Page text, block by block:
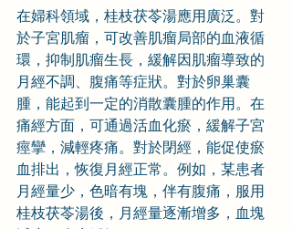
在婦科領域，桂枝茯苓湯應用廣泛。對
於子宮肌瘤，可改善肌瘤局部的血液循
環，抑制肌瘤生長，緩解因肌瘤導致的
月經不調、腹痛等症狀。對於卵巢囊
腫，能起到一定的消散囊腫的作用。在
痛經方面，可通過活血化瘀，緩解子宮
痙攣，減輕疼痛。對於閉經，能促使瘀
血排出，恢復月經正常。例如，某患者
月經量少，色暗有塊，伴有腹痛，服用
桂枝茯苓湯後，月經量逐漸增多，血塊